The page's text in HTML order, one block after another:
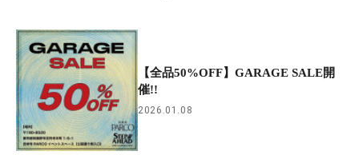
【全品50%OFF】GARAGE SALE開
催!!
2026.01.08